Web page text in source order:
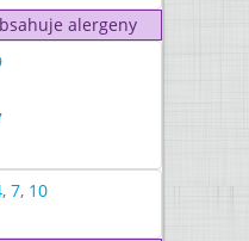
alergeny
, 7, 10